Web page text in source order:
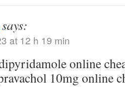
says:
at 12 h 19 min
online
10mg online